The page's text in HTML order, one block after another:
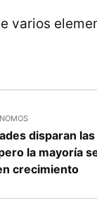
varios
disparan
la mayoría
crecimiento